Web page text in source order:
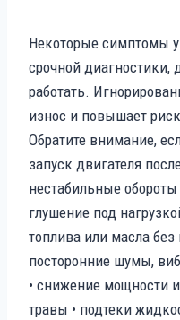
Некоторые симптомы
срочной диагностики,
работать.
износ и повышает
Обратите внимание,
запуск двигателя
нестабильные
глушение под
топлива или масла
посторонние шумы,
• снижение мощности
травы • подтеки